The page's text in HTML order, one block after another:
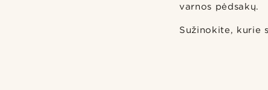
varnos pėdsakų.
Sužinokite, kurie